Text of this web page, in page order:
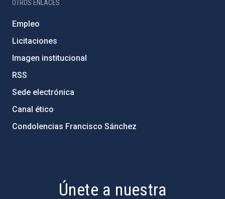
OTROS ENLACES
Empleo
Licitaciones
Imagen institucional
RSS
Sede electrónica
Canal ético
Condolencias Francisco Sánchez
Únete a nuestra